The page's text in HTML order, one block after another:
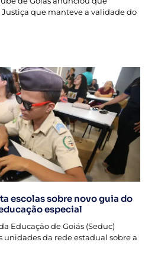
Justiça que manteve a validade do
escolas sobre novo guia do
especial
Educação de Goiás (Seduc)
unidades da rede estadual sobre a